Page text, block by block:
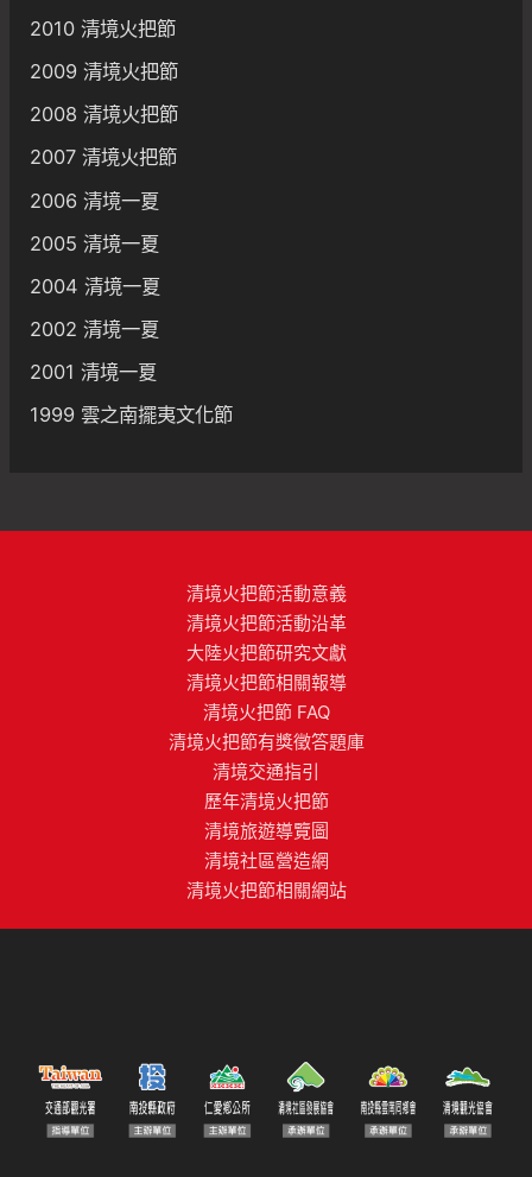
2010 清境火把節
2009 清境火把節
2008 清境火把節
2007 清境火把節
2006 清境一夏
2005 清境一夏
2004 清境一夏
2002 清境一夏
2001 清境一夏
1999 雲之南擺夷文化節
清境火把節活動意義
清境火把節活動沿革
大陸火把節研究文獻
清境火把節相關報導
清境火把節 FAQ
清境火把節有獎徵答題庫
清境交通指引
歷年清境火把節
清境旅遊導覽圖
清境社區營造網
清境火把節相關網站